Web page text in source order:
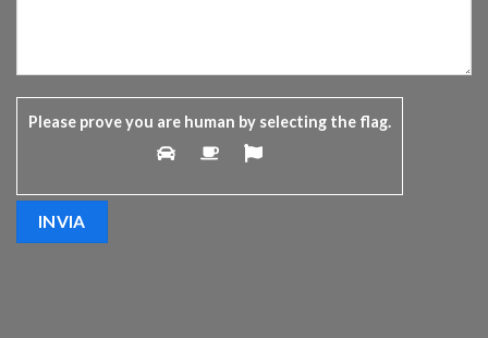
Please prove you are human by selecting the flag.